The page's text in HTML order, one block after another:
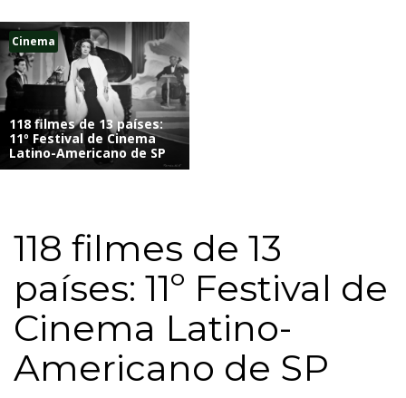
Cinema
118 filmes de 13 países:
11º Festival de Cinema
Latino-Americano de SP
118 filmes de 13
países: 11º Festival de
Cinema Latino-
Americano de SP